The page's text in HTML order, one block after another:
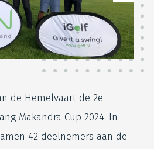
de Hemelvaart de 2e
Makandra Cup 2024. In
42 deelnemers aan de